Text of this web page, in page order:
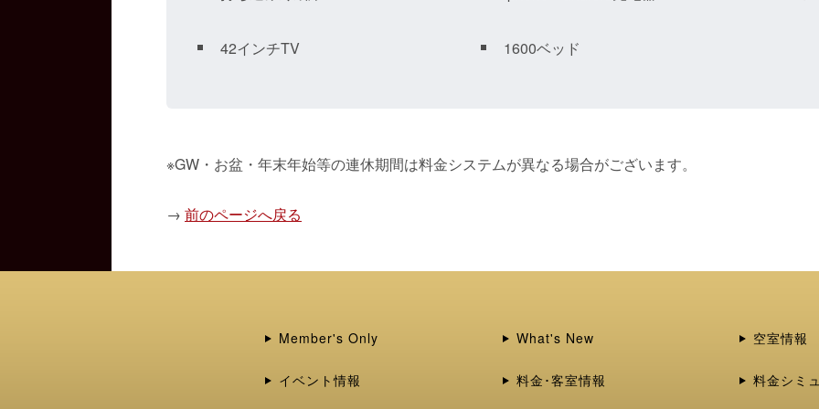
42インチTV 1600ベッド
※GW・お盆・年末年始等の連休期間は料金システムが異なる場合がございます。
→ 前のページへ戻る
Member's Only What's New 空室情報
イベント情報 料金･客室情報 料金シミ